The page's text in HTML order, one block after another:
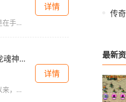
传奇游戏，尤其是在手游平台上，延续了其在端游时代的辉煌。游戏中，玩家可以选择不同的职业，如战士、法师和道士，每个职业都有其独特的技能和玩法。战士以高攻击和防御见长，法师则以远程魔法攻击为主，而道士则兼具辅助与控制能力。这样的职业设计使得玩家
详情
极品传世75cs龙魂神功
传奇游戏自诞生以来，就以其开放的世界、自由的职业选择和丰富的社交系统而闻名。作为一款经典的角色扮演游戏，玩家可以选择不同的职业，如战士、法师、道士等，每个职业都有其独特的技能和玩法。而极品传世75cs龙魂神功在此基础上进行创新，赋予玩家更多
详情
传
最新